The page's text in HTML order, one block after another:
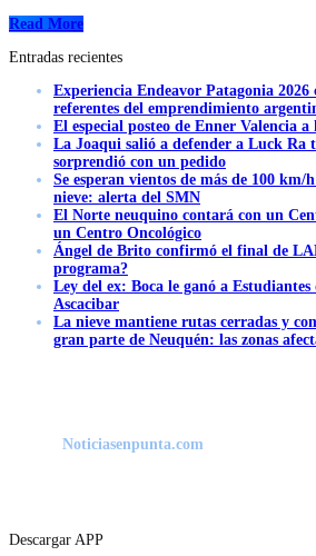
Read More
Entradas recientes
Experiencia Endeavor Patagonia
referentes del emprendimiento
El especial posteo de Enner Valencia a
La Joaqui salió a defender a Luck Ra
sorprendió con un pedido
Se esperan vientos de más de 100 km/
nieve: alerta del SMN
El Norte neuquino contará con un
un Centro Oncológico
Ángel de Brito confirmó el final de
programa?
Ley del ex: Boca le ganó a
Ascacibar
La nieve mantiene rutas cerradas y
gran parte de Neuquén: las zonas
Noticiasenpunta.com
Descargar APP